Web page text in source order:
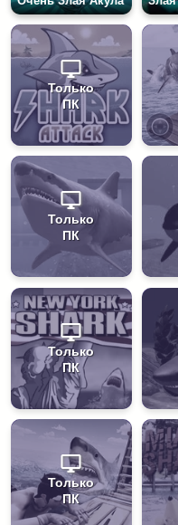
Только
ПК
Только
ПК
Только
ПК
Только
ПК